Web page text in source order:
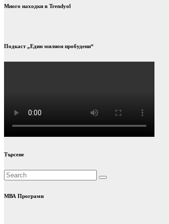
Много находки в Trendyol
Подкаст „Един милион пробудени“
Търсене
МВА Програми